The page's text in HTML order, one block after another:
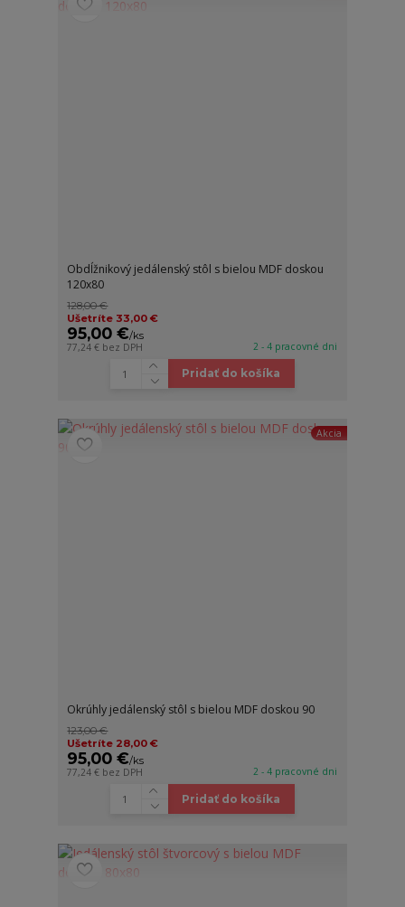
Obdĺžnikový jedálenský stôl s bielou MDF doskou
120x80
128,00 €
Ušetríte 33,00 €
95,00 €/ks
77,24 € bez DPH 2 - 4 pracovné dni
Pridať do košíka
Akcia
Okrúhly jedálenský stôl s bielou MDF doskou 90
123,00 €
Ušetríte 28,00 €
95,00 €/ks
77,24 € bez DPH 2 - 4 pracovné dni
Pridať do košíka